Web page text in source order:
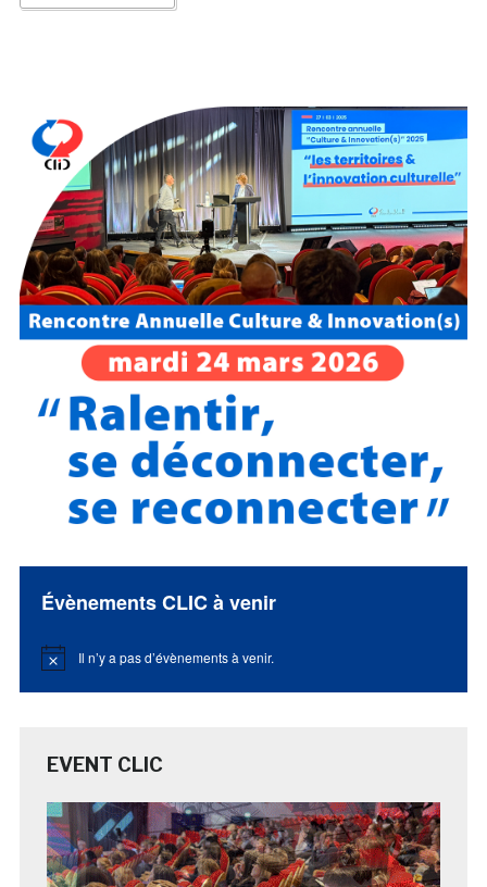
Évènements CLIC à venir
Notice Il n’y a pas d’évènements à venir.
EVENT CLIC